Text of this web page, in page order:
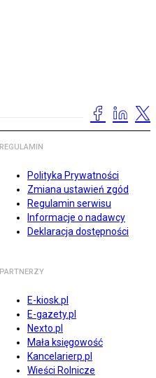
REGULAMIN
Polityka Prywatności
Zmiana ustawień zgód
Regulamin serwisu
Informacje o nadawcy
Deklaracja dostępności
PARTNERZY
E-kiosk.pl
E-gazety.pl
Nexto.pl
Mała księgowość
Kancelarierp.pl
Wieści Rolnicze